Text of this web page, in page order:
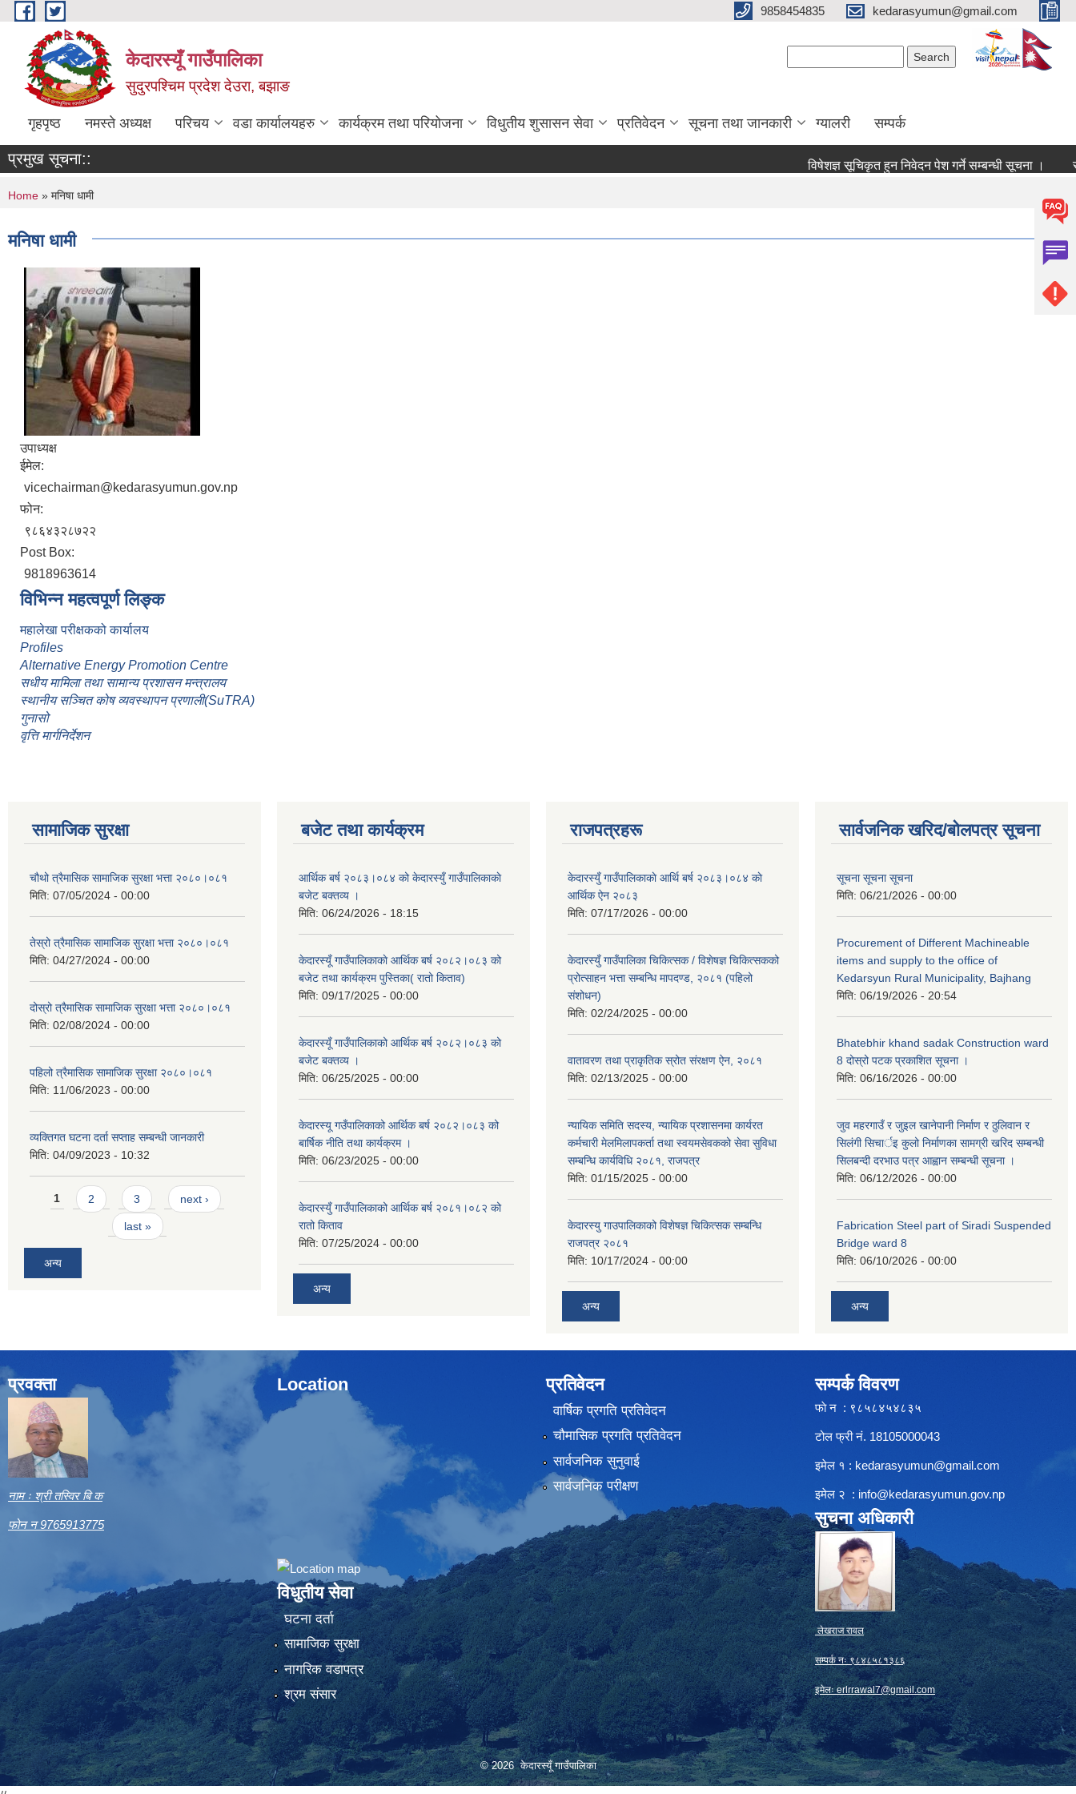
Skip to main content 9858454835 kedarasyumun@gmail.com
केदारस्यूँ गाउँपालिका
सुदुरपश्चिम प्रदेश देउरा, बझाङ
गृहपृष्ठ नमस्ते अध्यक्ष परिचय वडा कार्यालयहरु कार्यक्रम तथा परियोजना विधुतीय शुसासन सेवा प्रतिवेदन सूचना तथा जानकारी ग्यालरी सम्पर्क
प्रमुख सूचना:: विषेशज्ञ सूचिकृत हुन निवेदन पेश गर्ने सम्बन्धी सूचना ।
You are here
Home » मनिषा धामी
मनिषा धामी
उपाध्यक्ष
ईमेल:
vicechairman@kedarasyumun.gov.np
फोन:
९८६४३२८७२२
Post Box:
9818963614
विभिन्न महत्वपूर्ण लिङ्क
महालेखा परीक्षकको कार्यालय
Profiles
Alternative Energy Promotion Centre
सधीय मामिला तथा सामान्य प्रशासन मन्त्रालय
स्थानीय सञ्चित कोष व्यवस्थापन प्रणाली(SuTRA)
गुनासो
वृत्ति मार्गनिर्देशन
सामाजिक सुरक्षा
चौथो त्रैमासिक सामाजिक सुरक्षा भत्ता २०८०।०८१
मिति: 07/05/2024 - 00:00
तेस्रो त्रैमासिक सामाजिक सुरक्षा भत्ता २०८०।०८१
मिति: 04/27/2024 - 00:00
दोस्रो त्रैमासिक सामाजिक सुरक्षा भत्ता २०८०।०८१
मिति: 02/08/2024 - 00:00
पहिलो त्रैमासिक सामाजिक सुरक्षा २०८०।०८१
मिति: 11/06/2023 - 00:00
व्यक्तिगत घटना दर्ता सप्ताह सम्बन्धी जानकारी
मिति: 04/09/2023 - 10:32
Pages
1 2 3 next ›
last »
अन्य
बजेट तथा कार्यक्रम
आर्थिक बर्ष २०८३।०८४ को केदारस्युँ गाउँपालिकाकाे
बजेट बक्तव्य ।
मिति: 06/24/2026 - 18:15
केदारस्यूँ गाउँपालिकाकाे आर्थिक बर्ष २०८२।०८३ को
बजेट तथा कार्यक्रम पुस्तिका( रातो किताव)
मिति: 09/17/2025 - 00:00
केदारस्यूँ गाउँपालिकाको आर्थिक बर्ष २०८२।०८३ को
बजेट बक्तव्य ।
मिति: 06/25/2025 - 00:00
केदारस्यू गउँपालिकाको आर्थिक बर्ष २०८२।०८३ को
बार्षिक नीति तथा कार्यक्रम ।
मिति: 06/23/2025 - 00:00
केदारस्युँ गाउँपालिकाको आर्थिक बर्ष २०८१।०८२ को
रातो किताव
मिति: 07/25/2024 - 00:00
अन्य
राजपत्रहरू
केदारस्युँ गाउँपालिकाकाे आर्थि बर्ष २०८३।०८४ काे
आर्थिक ऐन २०८३
मिति: 07/17/2026 - 00:00
केदारस्युँ गाउँपालिका चिकित्सक / विशेषज्ञ चिकित्सकको
प्रोत्साहन भत्ता सम्बन्धि मापदण्ड, २०८१ (पहिलो
संशोधन)
मिति: 02/24/2025 - 00:00
वातावरण तथा प्राकृतिक स्रोत संरक्षण ऐन, २०८१
मिति: 02/13/2025 - 00:00
न्यायिक समिति सदस्य, न्यायिक प्रशासनमा कार्यरत
कर्मचारी मेलमिलापकर्ता तथा स्वयमसेवकको सेवा सुविधा
सम्बन्धि कार्यविधि २०८१, राजपत्र
मिति: 01/15/2025 - 00:00
केदारस्यु गाउपालिकाको विशेषज्ञ चिकित्सक सम्बन्धि
राजपत्र २०८१
मिति: 10/17/2024 - 00:00
अन्य
सार्वजनिक खरिद/बोलपत्र सूचना
सूचना सूचना सूचना
मिति: 06/21/2026 - 00:00
Procurement of Different Machineable
items and supply to the office of
Kedarsyun Rural Municipality, Bajhang
मिति: 06/19/2026 - 20:54
Bhatebhir khand sadak Construction ward
8 दोस्रो पटक प्रकाशित सूचना ।
मिति: 06/16/2026 - 00:00
जुव महरगाउँ र जुइल खानेपानी निर्माण र ठुलिवान र
सिलंगी सिचार्इ कुलो निर्माणका सामग्री खरिद सम्बन्धी
सिलबन्दी दरभाउ पत्र आह्वान सम्बन्धी सूचना ।
मिति: 06/12/2026 - 00:00
Fabrication Steel part of Siradi Suspended
Bridge ward 8
मिति: 06/10/2026 - 00:00
अन्य
प्रवक्ता
नाम ः श्री तस्विर बि क
फोन न 9765913775
Location
Embed Google Map
विधुतीय सेवा
घटना दर्ता
सामाजिक सुरक्षा
नागरिक वडापत्र
श्रम संसार
प्रतिवेदन
वार्षिक प्रगति प्रतिवेदन
चौमासिक प्रगति प्रतिवेदन
सार्वजनिक सुनुवाई
सार्वजनिक परीक्षण
सम्पर्क विवरण
फाे न : ९८५८४५४८३५
टोल फ्री नं. 18105000043
इमेल १ : kedarasyumun@gmail.com
इमेल २ : info@kedarasyumun.gov.np
सुचना अधिकारी
लेखराज रावल
सम्पर्क नः ९८४८५८१३८६
इमेलःerlrrawal7@gmail.com
© 2026 केदारस्यूँ गाउँपालिका